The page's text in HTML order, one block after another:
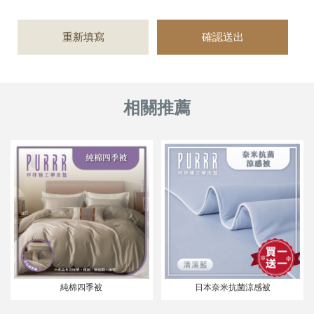
純棉四季被 日本奈米抗菌涼感被